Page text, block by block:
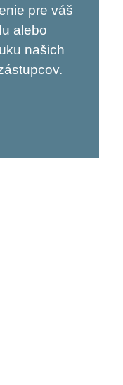
pre váš
alebo
našich